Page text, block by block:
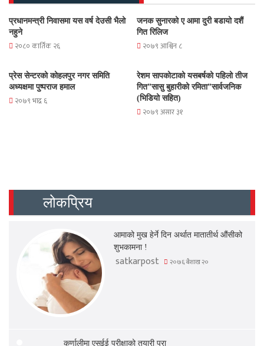
प्रधानमन्त्री निवासमा यस वर्ष देउसी भैलो
नहुने
२०८० कार्तिक २६
जनक सुनारको ए आमा दुरी बडायो दशैं
गित रिलिज
२०७९ आश्विन ८
प्रेस सेन्टरको कोहलपुर नगर समिति
अध्यक्षमा पुष्पराज हमाल
२०७९ भाद्र ६
रेशम सापकोटाको यसबर्षको पहिलो तीज
गित”सासु बुहारीको रमिता”सार्वजनिक
(भिडियो सहित)
२०७९ असार ३१
लोकप्रिय
आमाको मुख हेर्ने दिन अर्थात मातातीर्थ औंसीको
शुभकामना !
satkarpost २०७६ बैशाख २०
कर्णालीमा एसईई परीक्षाको तयारी पूरा